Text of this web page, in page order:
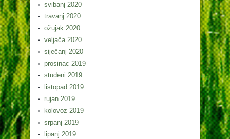
svibanj 2020
travanj 2020
ožujak 2020
veljača 2020
siječanj 2020
prosinac 2019
studeni 2019
listopad 2019
rujan 2019
kolovoz 2019
srpanj 2019
lipanj 2019